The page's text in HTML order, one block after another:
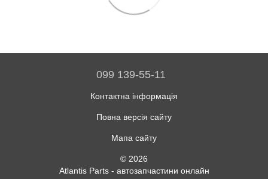
099 139-55-11
Контактна інформація
Повна версія сайту
Мапа сайту
© 2026
Atlantis Parts - автозапчастини онлайн